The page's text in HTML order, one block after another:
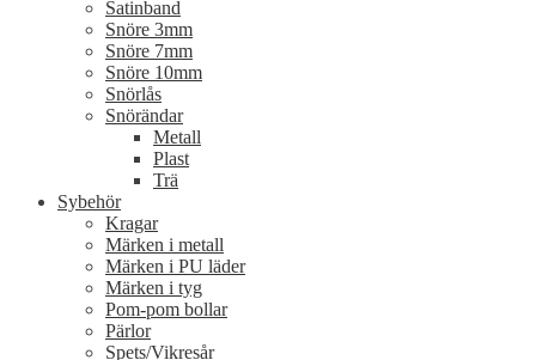
Satinband
Snöre 3mm
Snöre 7mm
Snöre 10mm
Snörlås
Snörändar
Metall
Plast
Trä
Sybehör
Kragar
Märken i metall
Märken i PU läder
Märken i tyg
Pom-pom bollar
Pärlor
Spets/Vikresår